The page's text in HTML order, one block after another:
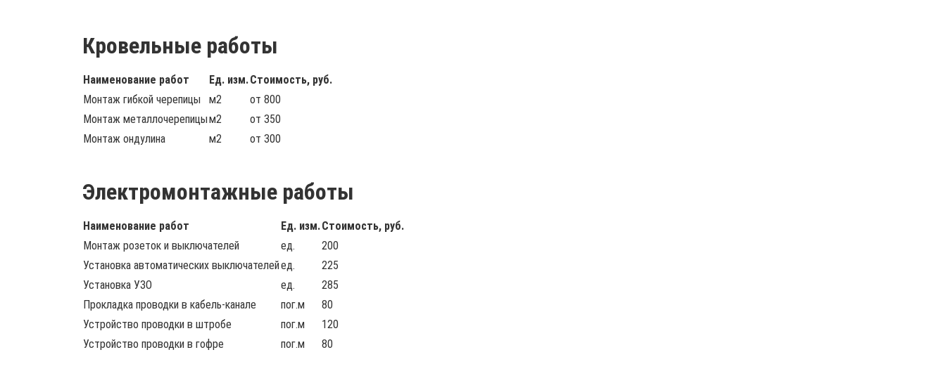
Кровельные работы
Наименование работ Ед. изм.Стоимость, руб.
Монтаж гибкой черепицы
м2
от 800
Монтаж металлочерепицым2
от 350
Монтаж ондулина
м2 от 300
Электромонтажные работы
Наименование работ Ед. изм.Стоимость, руб.
Монтаж розеток и выключателей
ед.
200
Установка автоматических выключателейед.
225
Установка УЗО
ед.
285
Прокладка проводки в кабель-канале
пог.м
80
Устройство проводки в штробе
пог.м
120
Устройство проводки в гофре
пог.м 80